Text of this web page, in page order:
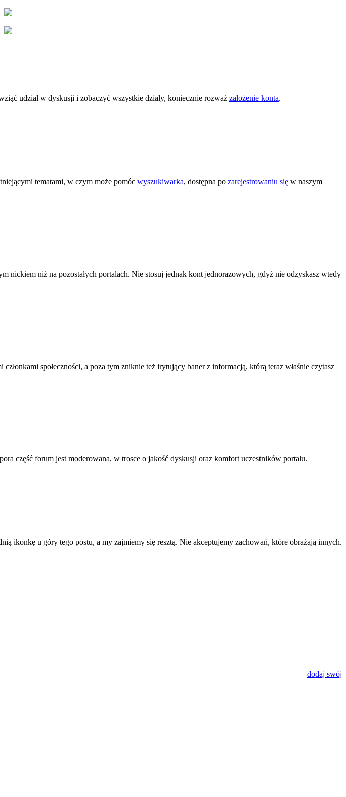
udział w dyskusji i zobaczyć wszystkie działy, koniecznie rozważ założenie konta.
tematami, w czym może pomóc wyszukiwarka, dostępna po zarejestrowaniu się w naszym
nickiem niż na pozostałych portalach. Nie stosuj jednak kont jednorazowych, gdyż nie odzyskasz wtedy
społeczności, a poza tym zniknie też irytujący baner z informacją, którą teraz właśnie czytasz
część forum jest moderowana, w trosce o jakość dyskusji oraz komfort uczestników portalu.
ikonkę u góry tego postu, a my zajmiemy się resztą. Nie akceptujemy zachowań, które obrażają innych.
dodaj swój